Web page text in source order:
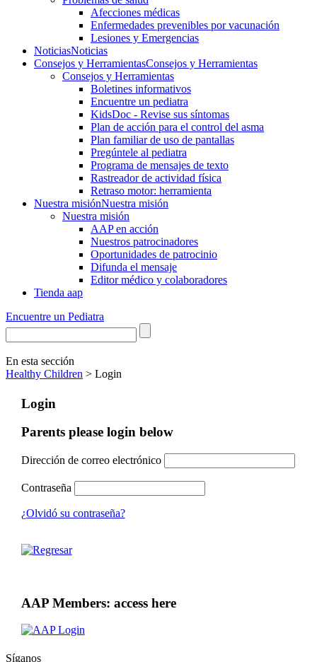
Afecciones médicas
Enfermedades prevenibles por vacunación
Lesiones y Emergencias
NoticiasNoticias
Consejos y HerramientasConsejos y Herramientas
Consejos y Herramientas
Boletines informativos
Encuentre un pediatra
KidsDoc - Revise sus síntomas
Plan de acción para el control del asma
Plan familiar de uso de pantallas
Pregúntele al pediatra
Programa de mensajes de texto
Rastre​​ador de activida​d física
Retraso motor: herramienta
Nuestra misiónNuestra misión
Nuestra misión
AAP en acción
Nuestros patrocinadores
Oportunidades de patrocinio
Difunda el mensaje
Editor médico y colaboradores
Tienda aap
Encuentre un Pediatra
En esta sección
Healthy Children > Login
Login
Parents please login below
Dirección de correo electrónico
Contraseña
¿Olvidó su contraseña?
AAP Members: access here
Síganos